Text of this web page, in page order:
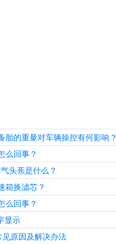
胎的重量对车辆操控有何影响？
么回事？
头蕉是什么？
箱换滤芯？
么回事？
显示
原因及解决办法